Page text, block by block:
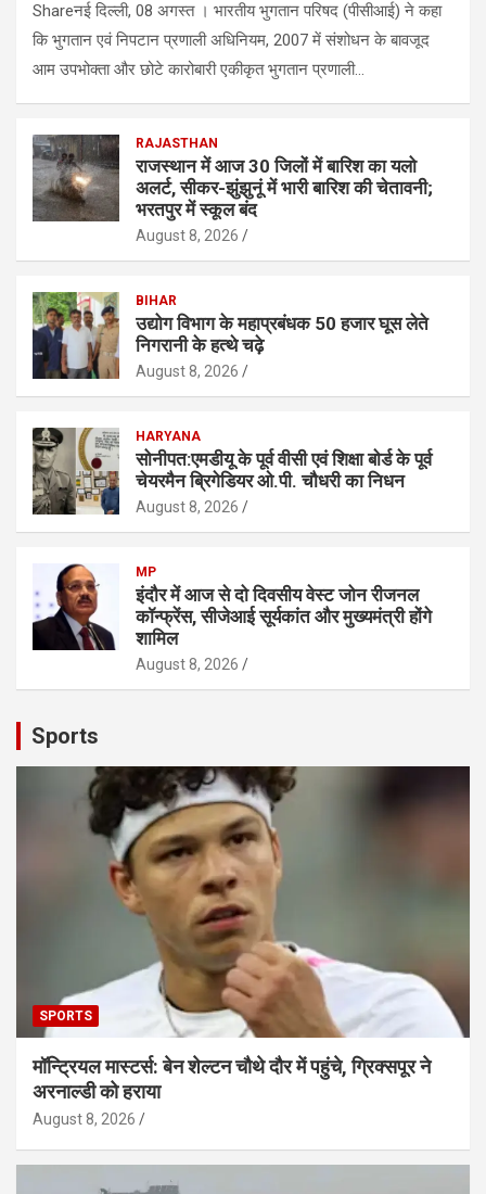
Shareनई दिल्ली, 08 अगस्त । भारतीय भुगतान परिषद (पीसीआई) ने कहा
कि भुगतान एवं निपटान प्रणाली अधिनियम, 2007 में संशोधन के बावजूद
आम उपभोक्ता और छोटे कारोबारी एकीकृत भुगतान प्रणाली…
RAJASTHAN
राजस्थान में आज 30 जिलों में बारिश का यलो
अलर्ट, सीकर-झुंझुनूं में भारी बारिश की चेतावनी;
भरतपुर में स्कूल बंद
August 8, 2026
BIHAR
उद्योग विभाग के महाप्रबंधक 50 हजार घूस लेते
निगरानी के हत्थे चढ़े
August 8, 2026
HARYANA
सोनीपत:एमडीयू के पूर्व वीसी एवं शिक्षा बाेर्ड के पूर्व
चेयरमैन ब्रिगेडियर ओ.पी. चौधरी का निधन
August 8, 2026
MP
इंदौर में आज से दो दिवसीय वेस्ट जोन रीजनल
कॉन्फ्रेंस, सीजेआई सूर्यकांत और मुख्यमंत्री होंगे
शामिल
August 8, 2026
Sports
SPORTS
मॉन्ट्रियल मास्टर्स: बेन शेल्टन चौथे दौर में पहुंचे, ग्रिक्सपूर ने
अरनाल्डी को हराया
August 8, 2026